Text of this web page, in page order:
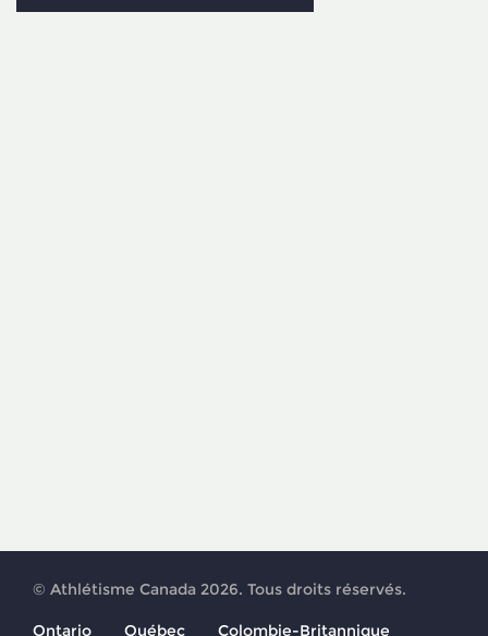
© Athlétisme Canada 2026. Tous droits réservés.
Ontario Québec Colombie-Britannique